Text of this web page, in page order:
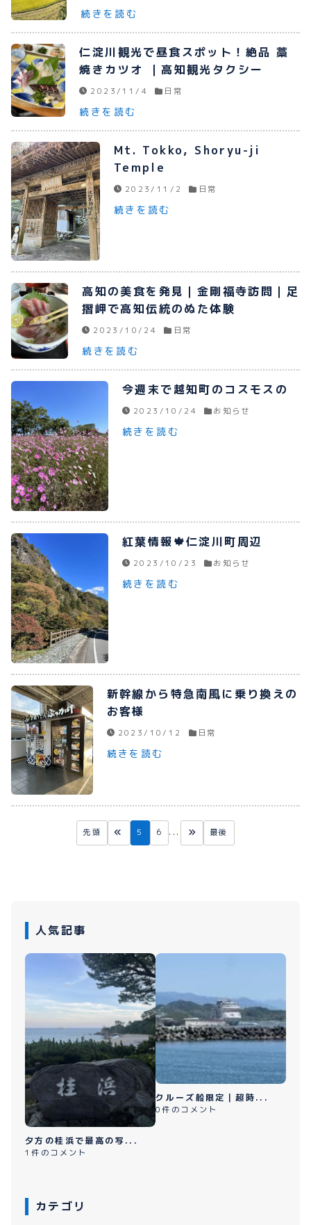
続きを読む
仁淀川観光で昼食スポット！絶品 藁
焼きカツオ ｜高知観光タクシー
2023/11/4 日常
続きを読む
Mt. Tokko, Shoryu-ji
Temple
2023/11/2 日常
続きを読む
高知の美食を発見｜金剛福寺訪問｜足
摺岬で高知伝統のぬた体験
2023/10/24 日常
続きを読む
今週末で越知町のコスモスの
2023/10/24 お知らせ
続きを読む
紅葉情報🍁仁淀川町周辺
2023/10/23 お知らせ
続きを読む
新幹線から特急南風に乗り換えの
お客様
2023/10/12 日常
続きを読む
先頭 5 6 ... 最後
人気記事
夕方の桂浜で最高の写...
1件のコメント
クルーズ船限定｜超時...
0件のコメント
カテゴリ